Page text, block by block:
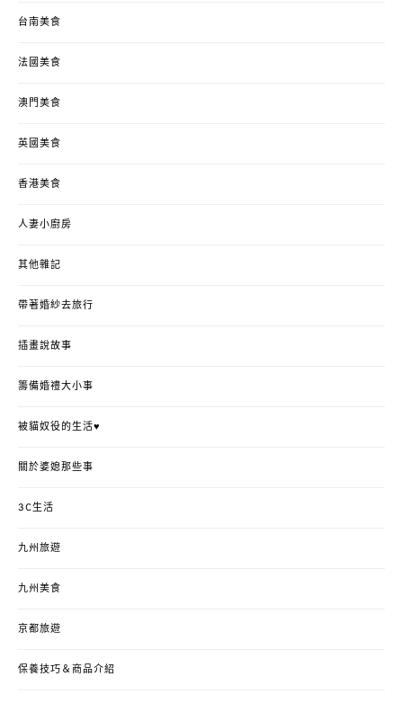
台南美食
法國美食
澳門美食
英國美食
香港美食
人妻小廚房
其他雜記
帶著婚紗去旅行
插畫說故事
籌備婚禮大小事
被貓奴役的生活♥
關於婆媳那些事
3C生活
九州旅遊
九州美食
京都旅遊
保養技巧＆商品介紹